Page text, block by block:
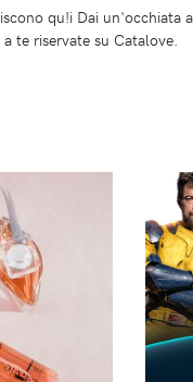
qu!i Dai un'occhiata
a te riservate su Catalove.